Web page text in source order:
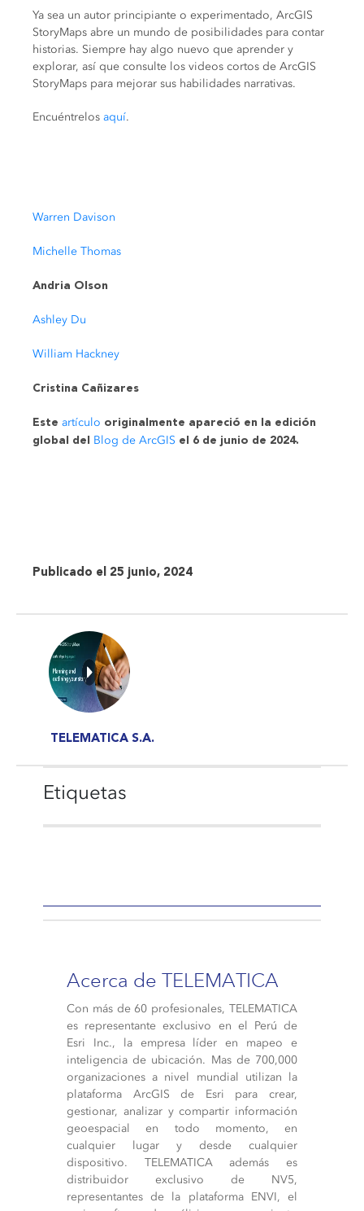
Ya sea un autor principiante o experimentado, ArcGIS
StoryMaps abre un mundo de posibilidades para contar
historias. Siempre hay algo nuevo que aprender y
explorar, así que consulte los videos cortos de ArcGIS
StoryMaps para mejorar sus habilidades narrativas.
Encuéntrelos aquí.
Warren Davison
Michelle Thomas
Andria Olson
Ashley Du
William Hackney
Cristina Cañizares
Este artículo originalmente apareció en la edición
global del Blog de ArcGIS el 6 de junio de 2024.
Publicado el 25 junio, 2024
TELEMATICA S.A.
Etiquetas
Acerca de TELEMATICA
Con más de 60 profesionales, TELEMATICA
es representante exclusivo en el Perú de
Esri Inc., la empresa líder en mapeo e
inteligencia de ubicación. Mas de 700,000
organizaciones a nivel mundial utilizan la
plataforma ArcGIS de Esri para crear,
gestionar, analizar y compartir información
geoespacial en todo momento, en
cualquier lugar y desde cualquier
dispositivo. TELEMATICA además es
distribuidor exclusivo de NV5,
representantes de la plataforma ENVI, el